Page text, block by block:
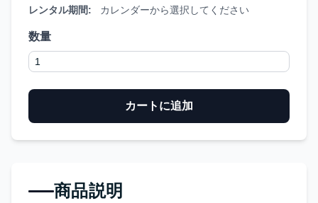
レンタル期間: カレンダーから選択してください
数量
カートに追加
商品説明